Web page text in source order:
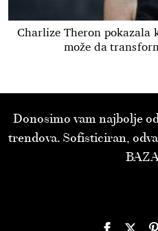
Charlize Theron pokazala
može da
Donosimo vam najbolje
trendova. Sofisticiran,